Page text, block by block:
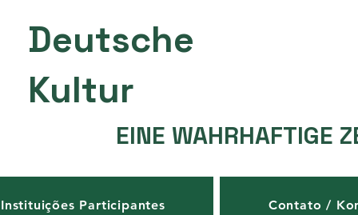
Deutsche
Kultur
EINE WAHRHAFTIGE
Instituições Participantes Contato /